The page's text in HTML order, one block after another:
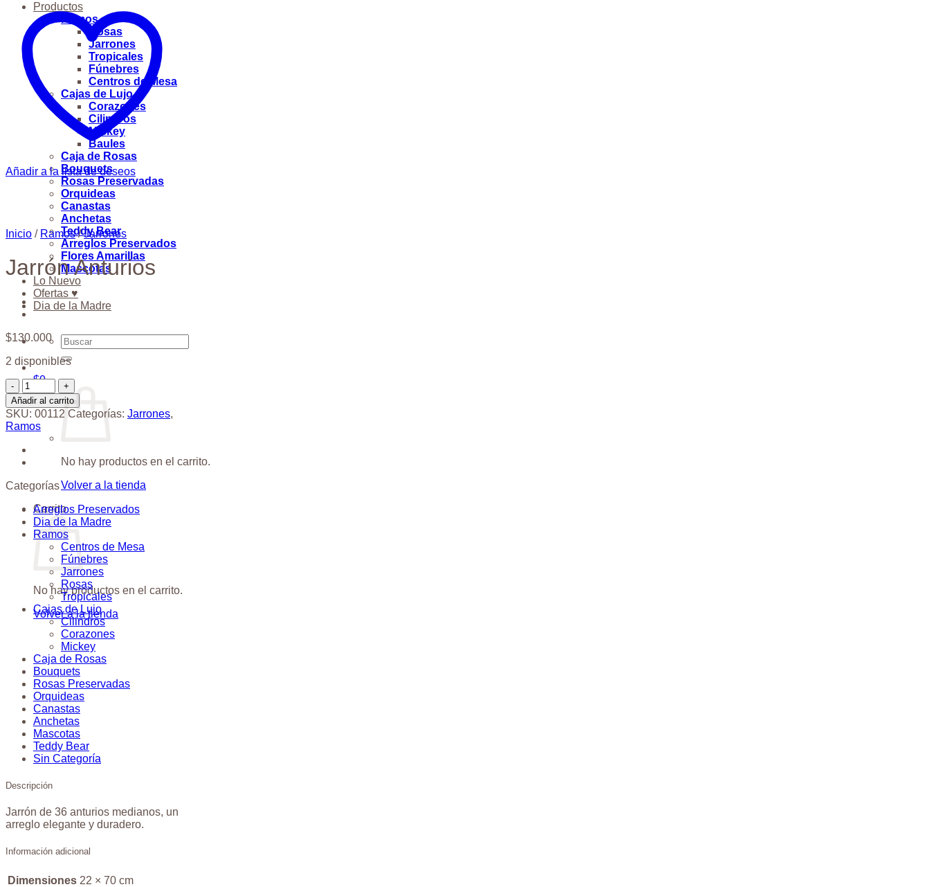
Productos
Ramos
Rosas
Jarrones
Tropicales
Fúnebres
Centros de Mesa
Cajas de Lujo
Corazones
Cilindros
Mickey
Baules
Caja de Rosas
Bouquets
Rosas Preservadas
Orquideas
Canastas
Anchetas
Teddy Bear
Arreglos Preservados
Flores Amarillas
Mascotas
Lo Nuevo
Ofertas ♥
Dia de la Madre
Buscar
por:
$0
No hay productos en el carrito.
Volver a la tienda
Carrito
No hay productos en el carrito.
Volver a la tienda
Añadir a la lista de deseos
Inicio / Ramos / Jarrones
Jarrón Anturios
$130.000
2 disponibles
Jarrón
Anturios
cantidad
Añadir al carrito
SKU: 00112 Categorías: Jarrones,
Ramos
Categorías
Arreglos Preservados
Dia de la Madre
Ramos
Centros de Mesa
Fúnebres
Jarrones
Rosas
Tropicales
Cajas de Lujo
Cilindros
Corazones
Mickey
Caja de Rosas
Bouquets
Rosas Preservadas
Orquideas
Canastas
Anchetas
Mascotas
Teddy Bear
Sin Categoría
Descripción
Jarrón de 36 anturios medianos, un
arreglo elegante y duradero.
Información adicional
Dimensiones 22 × 70 cm